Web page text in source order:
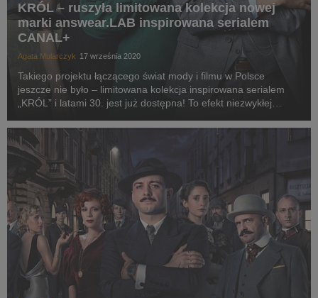
KRÓL – ruszyła limitowana kolekcja nowej
marki answear.LAB inspirowana serialem
CANAL+
Agata Mularczyk 17 września 2020
Takiego projektu łączącego świat mody i filmu w Polsce
jeszcze nie było – limitowana kolekcja inspirowana serialem
„KRÓL” i latami 30. jest już dostępna! To efekt niezwykłej
oraz CANAL+.